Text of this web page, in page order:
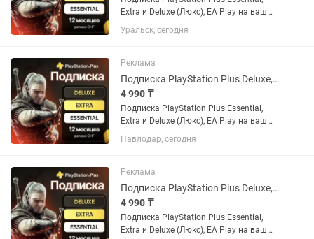
Extra и Deluxe (Люкс), EA Play на ваш
украинский или турецкий аккаунт. Если
аккаунта нет - открою новый. Почти во
русская...
Уральск, сегодня
Реклама
Подписка PlayStation Plus Deluxe, Extra, Essential и EA Play
4 990 ₸
Подписка PlayStation Plus Essential,
Extra и Deluxe (Люкс), EA Play на ваш
украинский или турецкий аккаунт. Если
аккаунта нет - открою новый. Почти во
русская...
Павлодар, сегодня
Реклама
Подписка PlayStation Plus Deluxe, Extra, Essential и EA Play
4 990 ₸
Подписка PlayStation Plus Essential,
Extra и Deluxe (Люкс), EA Play на ваш